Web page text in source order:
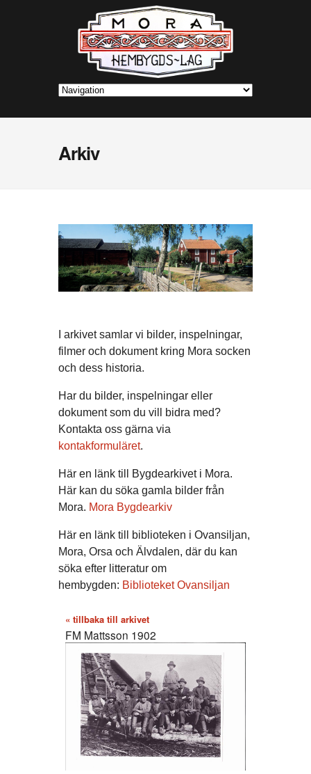
Arkiv
I arkivet samlar vi bilder, inspelningar,
filmer och dokument kring Mora socken
och dess historia.
Har du bilder, inspelningar eller
dokument som du vill bidra med?
Kontakta oss gärna via
kontakformuläret.
Här en länk till Bygdearkivet i Mora.
Här kan du söka gamla bilder från
Mora. Mora Bygdearkiv
Här en länk till biblioteken i Ovansiljan,
Mora, Orsa och Älvdalen, där du kan
söka efter litteratur om
hembygden: Biblioteket Ovansiljan
« tillbaka till arkivet
FM Mattsson 1902